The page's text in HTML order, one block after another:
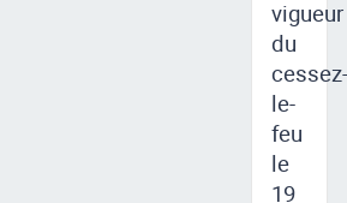
vigueur
du
cessez-
le-
feu
le
19